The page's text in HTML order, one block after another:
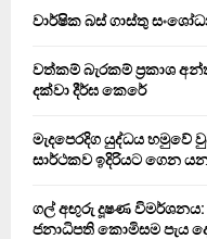
r
වාර්ෂික බස් ගාස්තු
වත්කම් බැරකම් ප්‍රකාශ
දක්වා දීර්ඝ කෙරේ
මැදපෙරදිග යුද්ධය හමුවේ
සාර්ථකව ඉදිරියට ගෙන
ගල් අඟුරු දූෂණ
ජනාධිපති කොමිසම පැය